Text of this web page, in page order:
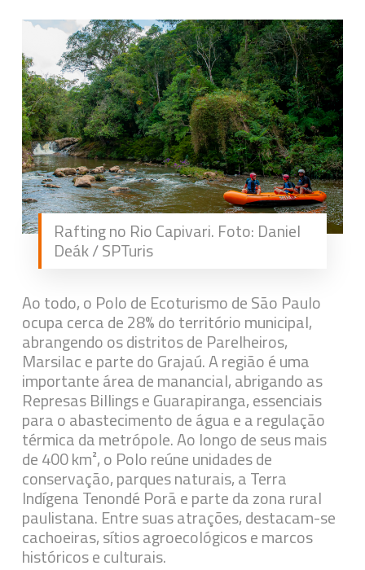
Rafting no Rio Capivari. Foto: Daniel
Deák / SPTuris
Ao todo, o Polo de Ecoturismo de São Paulo
ocupa cerca de 28% do território municipal,
abrangendo os distritos de Parelheiros,
Marsilac e parte do Grajaú. A região é uma
importante área de manancial, abrigando as
Represas Billings e Guarapiranga, essenciais
para o abastecimento de água e a regulação
térmica da metrópole. Ao longo de seus mais
de 400 km², o Polo reúne unidades de
conservação, parques naturais, a Terra
Indígena Tenondé Porã e parte da zona rural
paulistana. Entre suas atrações, destacam-se
cachoeiras, sítios agroecológicos e marcos
históricos e culturais.